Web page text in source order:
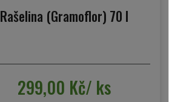
Rašelina (Gramoflor) 70 l
299,00 Kč/ ks